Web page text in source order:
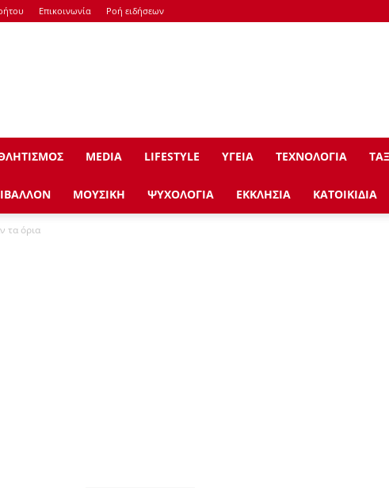
Επικοινωνία Ροή ειδήσεων
ΜEDIA LIFESTYLE ΥΓΕΙΑ ΤΕΧΝΟΛΟΓΙΑ
ΜΟΥΣΙΚΗ ΨΥΧΟΛΟΓΙΑ ΕΚΚΛΗΣΙΑ ΚΑΤΟΙΚΙΔΙΑ
τα όρια